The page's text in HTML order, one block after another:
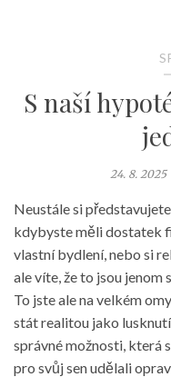
S naší
24. 8. 2025
Neustále si
kdybyste měli dostatek
vlastní bydlení, nebo si
ale víte, že to jsou jenom
To jste ale na velkém
stát realitou jako
správné možnosti, která
pro svůj sen udělali